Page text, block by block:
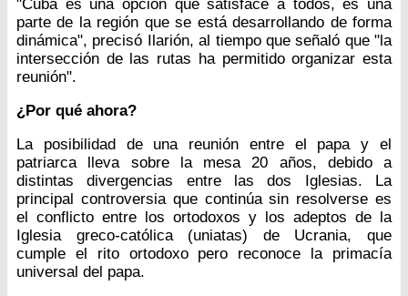
"Cuba es una opción que satisface a todos, es una
parte de la región que se está desarrollando de forma
dinámica", precisó Ilarión, al tiempo que señaló que "la
intersección de las rutas ha permitido organizar esta
reunión".
¿Por qué ahora?
La posibilidad de una reunión entre el papa y el
patriarca lleva sobre la mesa 20 años, debido a
distintas divergencias entre las dos Iglesias. La
principal controversia que continúa sin resolverse es
el conflicto entre los ortodoxos y los adeptos de la
Iglesia greco-católica (uniatas) de Ucrania, que
cumple el rito ortodoxo pero reconoce la primacía
universal del papa.